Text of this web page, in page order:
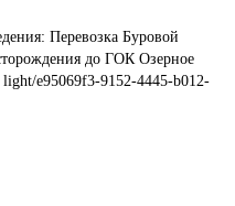
Перевозка Буровой
до ГОК Озерное
light/e95069f3-9152-4445-b012-